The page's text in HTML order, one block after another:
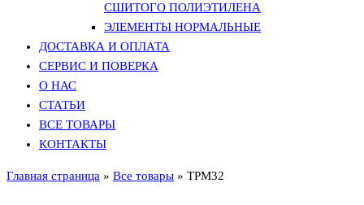
СШИТОГО ПОЛИЭТИЛЕНА
ЭЛЕМЕНТЫ НОРМАЛЬНЫЕ
ДОСТАВКА И ОПЛАТА
СЕРВИС И ПОВЕРКА
О НАС
СТАТЬИ
ВСЕ ТОВАРЫ
КОНТАКТЫ
Главная страница » Все товары » ТРМ32